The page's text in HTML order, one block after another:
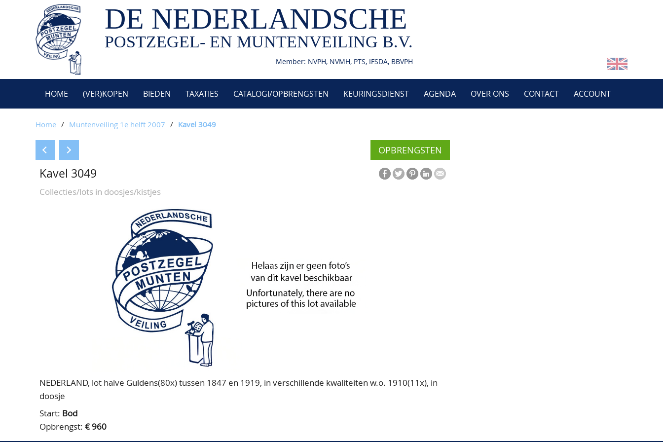
DE NEDERLANDSCHE
POSTZEGEL- EN MUNTENVEILING B.V.
Member: NVPH, NVMH, PTS, IFSDA, BBVPH
HOME (VER)KOPEN BIEDEN TAXATIES CATALOGI/OPBRENGSTEN KEURINGSDIENST AGENDA OVER ONS CONTACT ACCOUNT
Home / Muntenveiling 1e helft 2007 / Kavel 3049
OPBRENGSTEN
Kavel 3049
Collecties/lots in doosjes/kistjes
NEDERLAND, lot halve Guldens(80x) tussen 1847 en 1919, in verschillende kwaliteiten w.o. 1910(11x), in
doosje
Start: Bod
Opbrengst: € 960